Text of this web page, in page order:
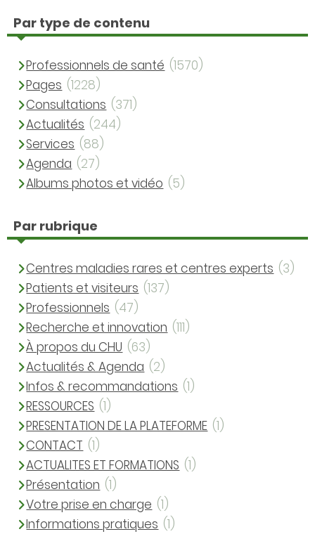
Par type de contenu
Professionnels de santé (1570)
Pages (1228)
Consultations (371)
Actualités (244)
Services (88)
Agenda (27)
Albums photos et vidéo (5)
Par rubrique
Centres maladies rares et centres experts (3)
Patients et visiteurs (137)
Professionnels (47)
Recherche et innovation (111)
À propos du CHU (63)
Actualités & Agenda (2)
Infos & recommandations (1)
RESSOURCES (1)
PRESENTATION DE LA PLATEFORME (1)
CONTACT (1)
ACTUALITES ET FORMATIONS (1)
Présentation (1)
Votre prise en charge (1)
Informations pratiques (1)